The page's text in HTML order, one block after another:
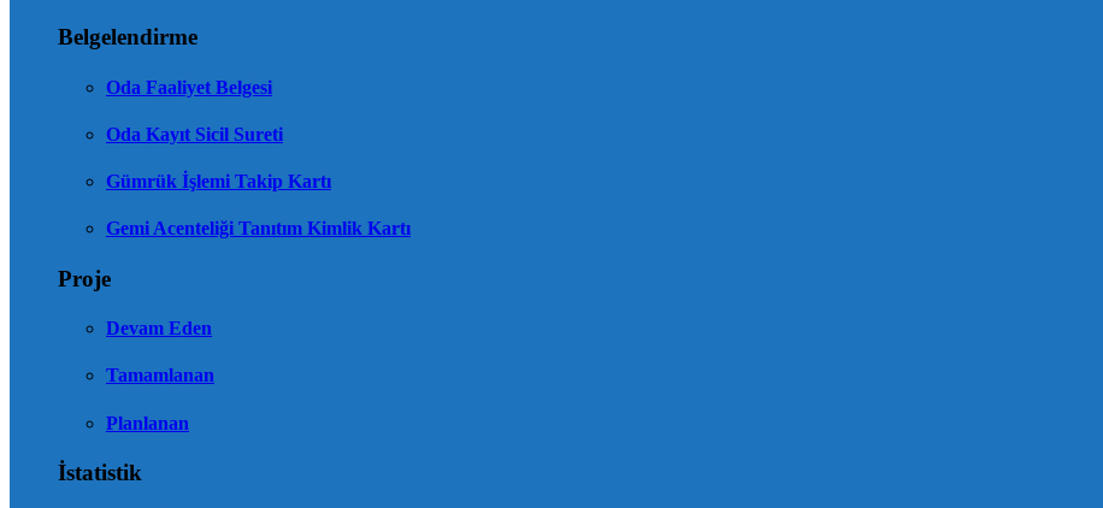
Belgelendirme
Oda Faaliyet Belgesi
Oda Kayıt Sicil Sureti
Gümrük İşlemi Takip Kartı
Gemi Acenteliği Tanıtım Kimlik Kartı
Proje
Devam Eden
Tamamlanan
Planlanan
İstatistik